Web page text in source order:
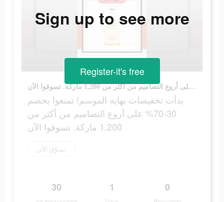
بدأت تحفيضات نهاية الموسم! تمتعوا بخصم 30-70% على أروع التصاميم من أكثر من 1,200 ماركة. تسوقوا الآن
بدأت تحفيضات نهاية الموسم! تمتعوا بخصم
30-70% على أروع التصاميم من أكثر من
1,200 ماركة. تسوقوا الآن
تسوَّق الآن
30 1 0
Sign up to see more
Register-it's free